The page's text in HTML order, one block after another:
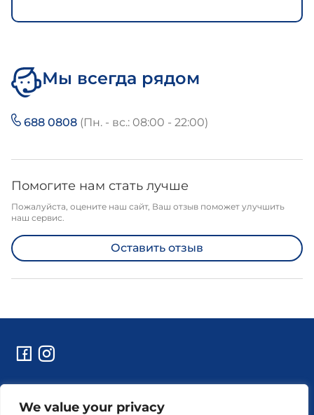
We value your privacy
Мы всегда рядом
688 0808 (Пн. - вс.: 08:00 - 22:00)
Помогите нам стать лучше
Пожалуйста, оцените наш сайт, Ваш отзыв поможет улучшить
наш сервис.
Оставить отзыв
Технические работы и уведомления